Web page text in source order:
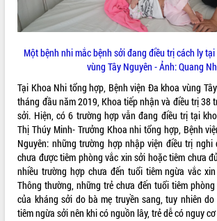
Một bệnh nhi mắc bệnh sởi đang điều trị cách ly
vùng Tây Nguyên - Ảnh: Quang
Tại Khoa Nhi tổng hợp, Bệnh viện Đa khoa vùng
tháng đầu năm 2019, Khoa tiếp nhận và điều trị 38
sởi. Hiện, có 6 trường hợp vẫn đang điều trị tại
Thị Thúy Minh- Trưởng Khoa nhi tổng hợp, Bệnh
Nguyên: những trường hợp nhập viện điều trị
chưa được tiêm phòng vắc xin sởi hoặc tiêm chưa
nhiều trường hợp chưa đến tuổi tiêm ngừa vắc
Thông thường, những trẻ chưa đến tuổi tiêm
của kháng sởi do bà mẹ truyền sang, tuy nhiên
tiêm ngừa sởi nên khi có nguồn lây, trẻ dễ có nguy